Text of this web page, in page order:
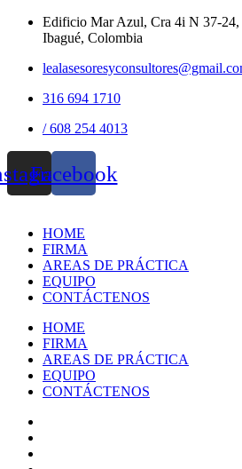
Edificio Mar Azul, Cra 4i N 37-24,
Ibagué, Colombia
316 694 1710
/ 608 254 4013
Facebook
HOME
FIRMA
AREAS DE PRÁCTICA
EQUIPO
CONTÁCTENOS
HOME
FIRMA
AREAS DE PRÁCTICA
EQUIPO
CONTÁCTENOS